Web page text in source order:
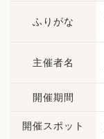
ふりがな
主催者名
開催期間
開催スポット